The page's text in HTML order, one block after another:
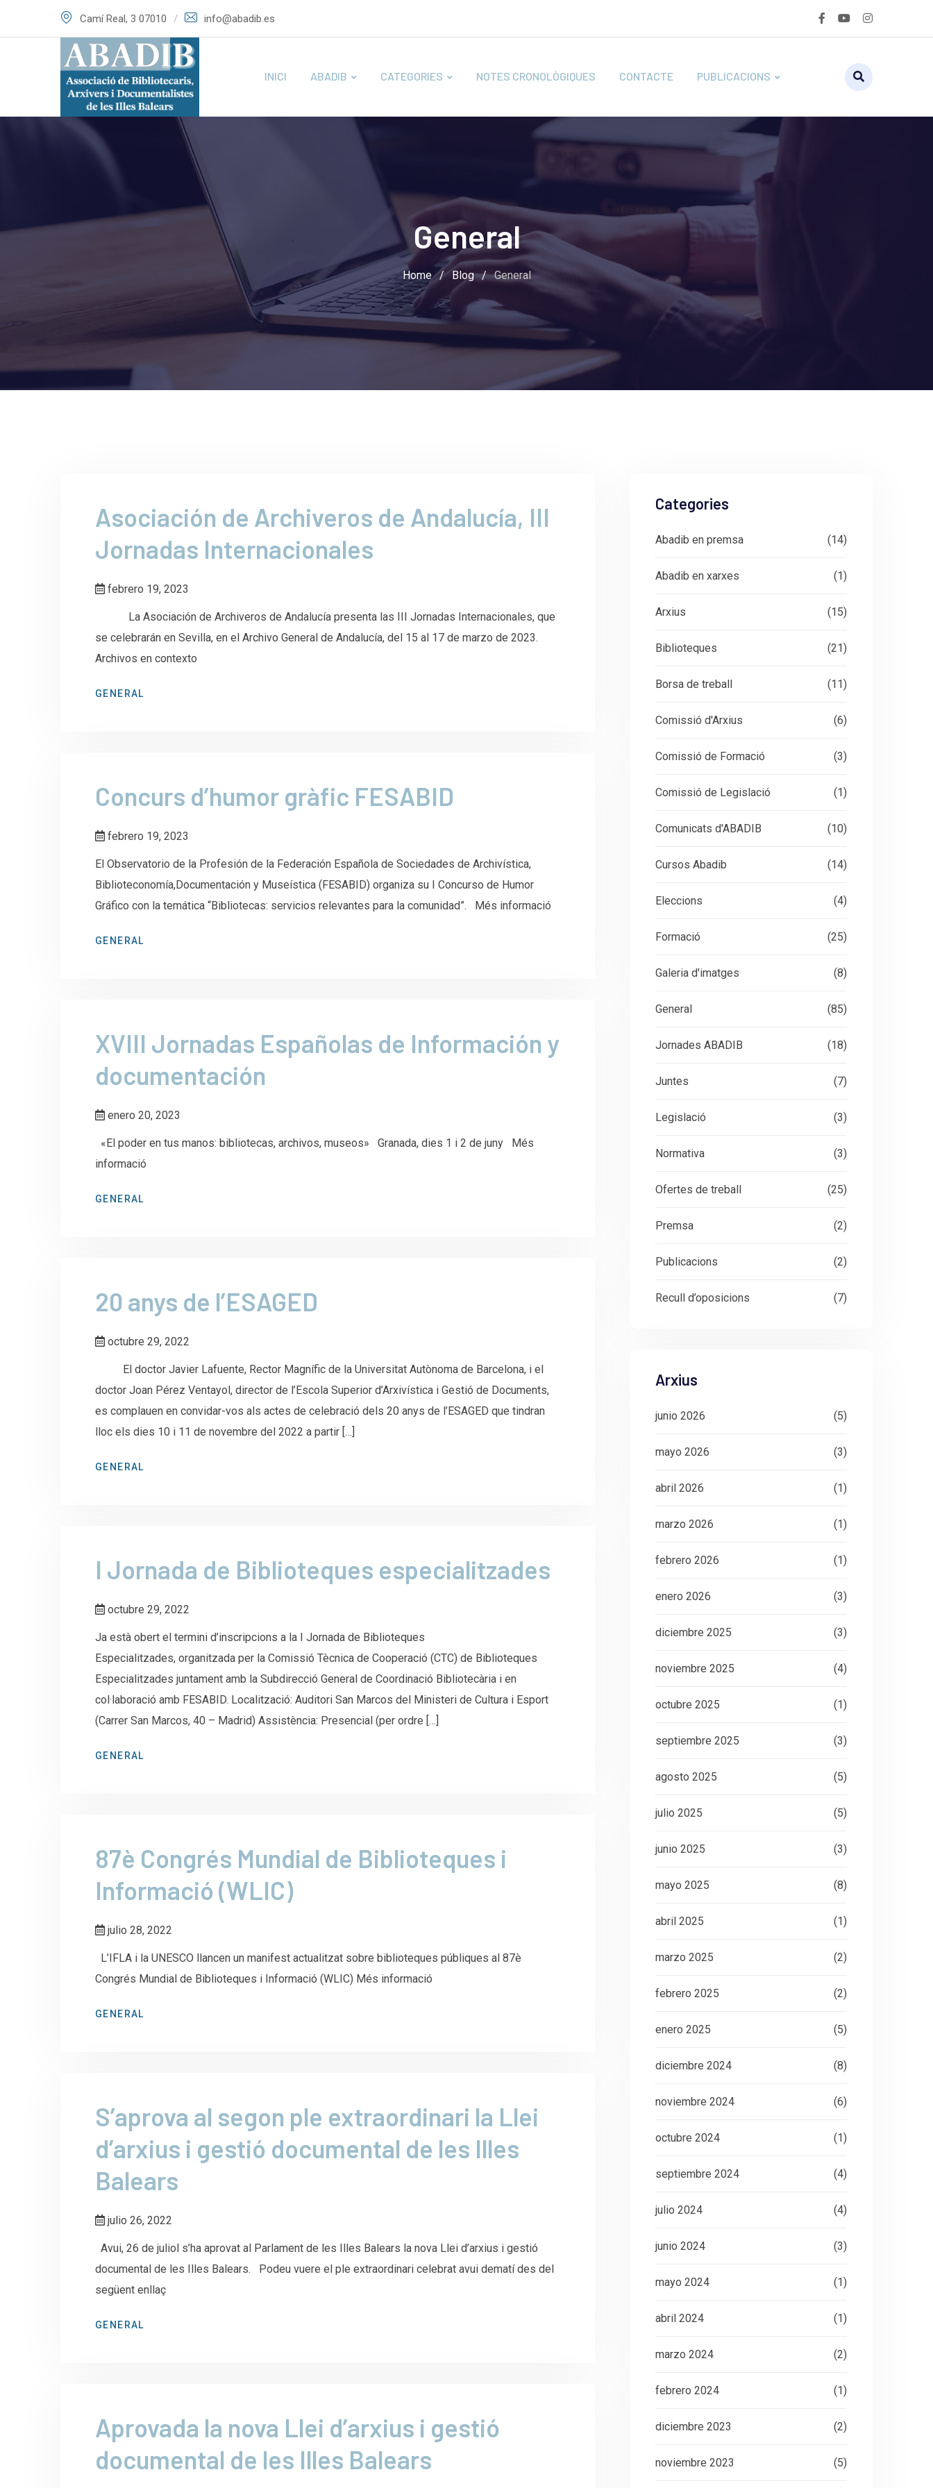
Camí Real, 3 07010 info@abadib.es
INICI ABADIB CATEGORIES NOTES CRONOLÒGIQUES CONTACTE PUBLICACIONS
General
Home / Blog / General
Asociación de Archiveros de Andalucía, III
Jornadas Internacionales
febrero 19, 2023
La Asociación de Archiveros de Andalucía presenta las III Jornadas Internacionales, que
se celebrarán en Sevilla, en el Archivo General de Andalucía, del 15 al 17 de marzo de 2023.
Archivos en contexto
GENERAL
Concurs d’humor gràfic FESABID
febrero 19, 2023
El Observatorio de la Profesión de la Federación Española de Sociedades de Archivística,
Biblioteconomía,Documentación y Museística (FESABID) organiza su I Concurso de Humor
Gráfico con la temática “Bibliotecas: servicios relevantes para la comunidad”. Més informació
GENERAL
XVIII Jornadas Españolas de Información y
documentación
enero 20, 2023
«El poder en tus manos: bibliotecas, archivos, museos» Granada, dies 1 i 2 de juny Més
informació
GENERAL
20 anys de l’ESAGED
octubre 29, 2022
El doctor Javier Lafuente, Rector Magnífic de la Universitat Autònoma de Barcelona, i el
doctor Joan Pérez Ventayol, director de l’Escola Superior d’Arxivística i Gestió de Documents,
es complauen en convidar-vos als actes de celebració dels 20 anys de l’ESAGED que tindran
lloc els dies 10 i 11 de novembre del 2022 a partir […]
GENERAL
I Jornada de Biblioteques especialitzades
octubre 29, 2022
Ja està obert el termini d’inscripcions a la I Jornada de Biblioteques
Especialitzades, organitzada per la Comissió Tècnica de Cooperació (CTC) de Biblioteques
Especialitzades juntament amb la Subdirecció General de Coordinació Bibliotecària i en
col·laboració amb FESABID. Localització: Auditori San Marcos del Ministeri de Cultura i Esport
(Carrer San Marcos, 40 – Madrid) Assistència: Presencial (per ordre […]
GENERAL
87è Congrés Mundial de Biblioteques i
Informació (WLIC)
julio 28, 2022
L’IFLA i la UNESCO llancen un manifest actualitzat sobre biblioteques públiques al 87è
Congrés Mundial de Biblioteques i Informació (WLIC) Més informació
GENERAL
S’aprova al segon ple extraordinari la Llei
d’arxius i gestió documental de les Illes
Balears
julio 26, 2022
Avui, 26 de juliol s’ha aprovat al Parlament de les Illes Balears la nova Llei d’arxius i gestió
documental de les Illes Balears. Podeu vuere el ple extraordinari celebrat avui dematí des del
següent enllaç
GENERAL
Aprovada la nova Llei d’arxius i gestió
documental de les Illes Balears
Categories
Abadib en premsa (14)
Abadib en xarxes (1)
Arxius (15)
Biblioteques (21)
Borsa de treball (11)
Comissió d'Arxius (6)
Comissió de Formació (3)
Comissió de Legislació (1)
Comunicats d'ABADIB (10)
Cursos Abadib (14)
Eleccions (4)
Formació (25)
Galeria d'imatges (8)
General (85)
Jornades ABADIB (18)
Juntes (7)
Legislació (3)
Normativa (3)
Ofertes de treball (25)
Premsa (2)
Publicacions (2)
Recull d’oposicions (7)
Arxius
junio 2026 (5)
mayo 2026 (3)
abril 2026 (1)
marzo 2026 (1)
febrero 2026 (1)
enero 2026 (3)
diciembre 2025 (3)
noviembre 2025 (4)
octubre 2025 (1)
septiembre 2025 (3)
agosto 2025 (5)
julio 2025 (5)
junio 2025 (3)
mayo 2025 (8)
abril 2025 (1)
marzo 2025 (2)
febrero 2025 (2)
enero 2025 (5)
diciembre 2024 (8)
noviembre 2024 (6)
octubre 2024 (1)
septiembre 2024 (4)
julio 2024 (4)
junio 2024 (3)
mayo 2024 (1)
abril 2024 (1)
marzo 2024 (2)
febrero 2024 (1)
diciembre 2023 (2)
noviembre 2023 (5)